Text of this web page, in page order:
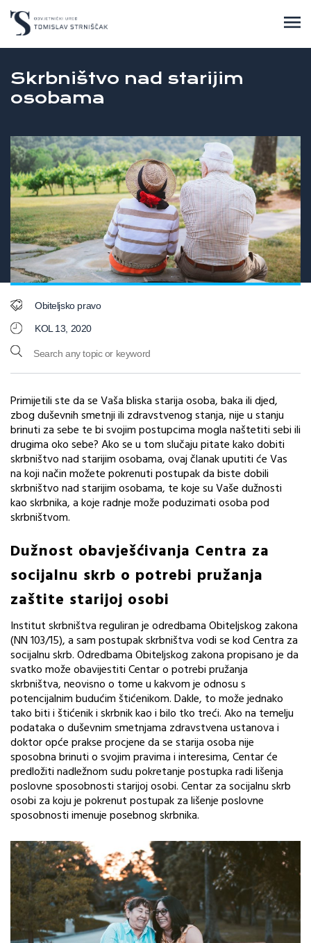
Skrbništvo nad starijim
osobama
Obiteljsko pravo
KOL 13, 2020
Primijetili ste da se Vaša bliska starija osoba, baka ili djed,
zbog duševnih smetnji ili zdravstvenog stanja, nije u stanju
brinuti za sebe te bi svojim postupcima mogla naštetiti sebi ili
drugima oko sebe? Ako se u tom slučaju pitate kako dobiti
skrbništvo nad starijim osobama, ovaj članak uputiti će Vas
na koji način možete pokrenuti postupak da biste dobili
skrbništvo nad starijim osobama, te koje su Vaše dužnosti
kao skrbnika, a koje radnje može poduzimati osoba pod
skrbništvom.
Dužnost obavješćivanja Centra za
socijalnu skrb o potrebi pružanja
zaštite starijoj osobi
Institut skrbništva reguliran je odredbama Obiteljskog zakona
(NN 103/15), a sam postupak skrbništva vodi se kod Centra za
socijalnu skrb. Odredbama Obiteljskog zakona propisano je da
svatko može obavijestiti Centar o potrebi pružanja
skrbništva, neovisno o tome u kakvom je odnosu s
potencijalnim budućim štićenikom. Dakle, to može jednako
tako biti i štićenik i skrbnik kao i bilo tko treći. Ako na temelju
podataka o duševnim smetnjama zdravstvena ustanova i
doktor opće prakse procjene da se starija osoba nije
sposobna brinuti o svojim pravima i interesima, Centar će
predložiti nadležnom sudu pokretanje postupka radi lišenja
poslovne sposobnosti starijoj osobi. Centar za socijalnu skrb
osobi za koju je pokrenut postupak za lišenje poslovne
sposobnosti imenuje posebnog skrbnika.